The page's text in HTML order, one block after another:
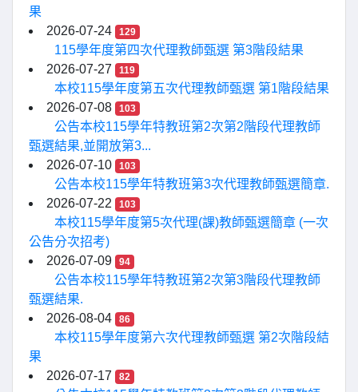
果
2026-07-24
129
115學年度第四次代理教師甄選 第3階段結果
2026-07-27
119
本校115學年度第五次代理教師甄選 第1階段結果
2026-07-08
103
公告本校115學年特教班第2次第2階段代理教師
甄選結果,並開放第3...
2026-07-10
103
公告本校115學年特教班第3次代理教師甄選簡章.
2026-07-22
103
本校115學年度第5次代理(課)教師甄選簡章 (一次
公告分次招考)
2026-07-09
94
公告本校115學年特教班第2次第3階段代理教師
甄選結果.
2026-08-04
86
本校115學年度第六次代理教師甄選 第2次階段結
果
2026-07-17
82